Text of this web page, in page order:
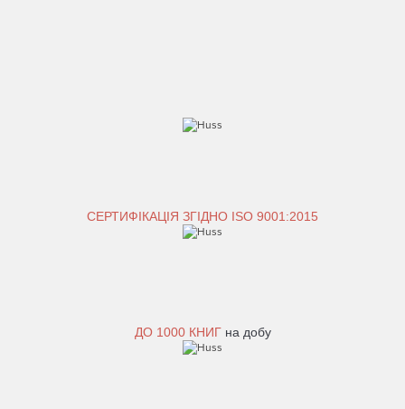
СЕРТИФІКАЦІЯ ЗГІДНО ISO 9001:2015
ДО 1000 КНИГна добу